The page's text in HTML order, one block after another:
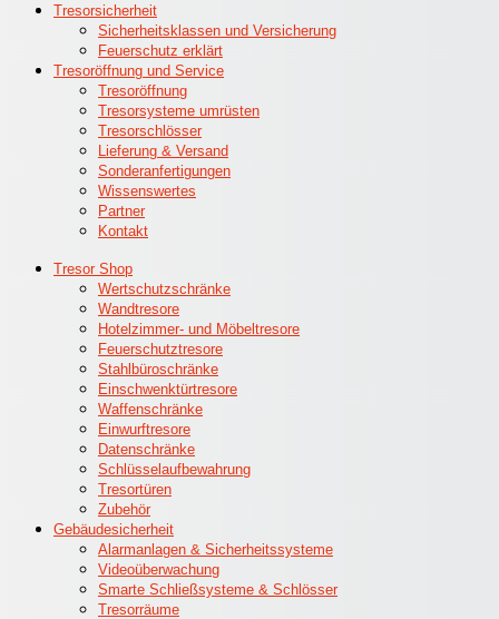
Tresorsicherheit
Sicherheitsklassen und Versicherung
Feuerschutz erklärt
Tresoröffnung und Service
Tresoröffnung
Tresorsysteme umrüsten
Tresorschlösser
Lieferung & Versand
Sonderanfertigungen
Wissenswertes
Partner
Kontakt
Tresor Shop
Wertschutzschränke
Wandtresore
Hotelzimmer- und Möbeltresore
Feuerschutztresore
Stahlbüroschränke
Einschwenktürtresore
Waffenschränke
Einwurftresore
Datenschränke
Schlüsselaufbewahrung
Tresortüren
Zubehör
Gebäudesicherheit
Alarmanlagen & Sicherheitssysteme
Videoüberwachung
Smarte Schließsysteme & Schlösser
Tresorräume